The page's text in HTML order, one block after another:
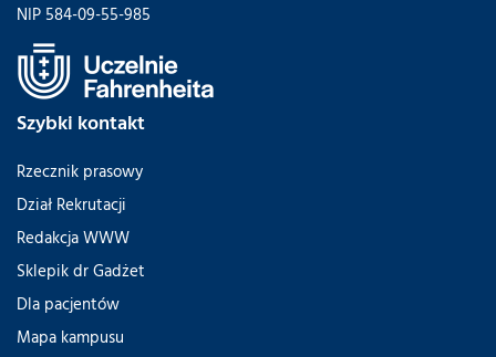
NIP 584-09-55-985
Szybki kontakt
Rzecznik prasowy
Dział Rekrutacji
Redakcja WWW
Sklepik dr Gadżet
Dla pacjentów
Mapa kampusu